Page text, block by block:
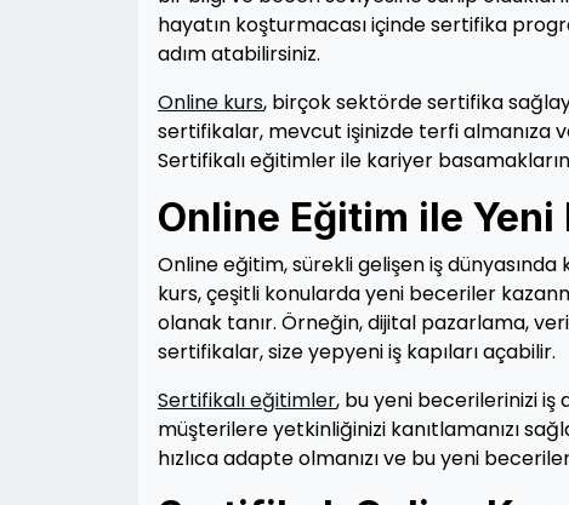
hayatın koşturmacası içinde sertifika
adım atabilirsiniz.
Online kurs, birçok sektörde sertifika
sertifikalar, mevcut işinizde terfi almanıza
Sertifikalı eğitimler ile kariyer
Online Eğitim ile Yeni
Online eğitim, sürekli gelişen iş
kurs, çeşitli konularda yeni beceriler
olanak tanır. Örneğin, dijital pazarlama,
sertifikalar, size yepyeni iş kapıları açabilir.
Sertifikalı eğitimler, bu yeni becerilerinizi
müşterilere yetkinliğinizi kanıtlamanızı
hızlıca adapte olmanızı ve bu yeni